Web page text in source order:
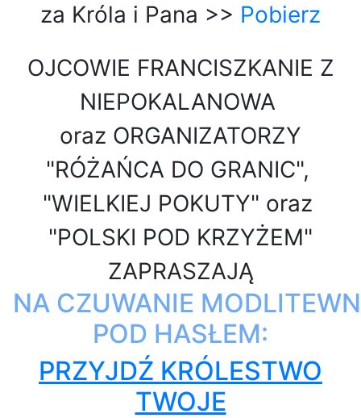
za Króla i Pana >> Pobierz
OJCOWIE FRANCISZKANIE Z
NIEPOKALANOWA
oraz ORGANIZATORZY
"RÓŻAŃCA DO GRANIC",
"WIELKIEJ POKUTY" oraz
"POLSKI POD KRZYŻEM"
ZAPRASZAJĄ
NA CZUWANIE
POD HASŁEM:
PRZYJDŹ KRÓLESTWO
TWOJE